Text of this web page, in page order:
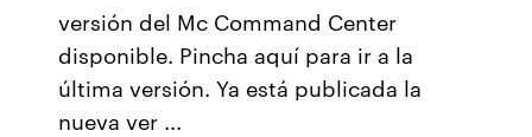
versión del Mc Command Center
disponible. Pincha aquí para ir a la
última versión. Ya está publicada la
nueva ver ...